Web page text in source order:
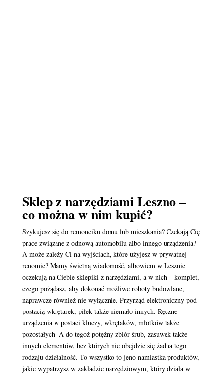
Sklep z narzędziami Leszno –
co można w nim kupić?
Szykujesz się do remonciku domu lub mieszkania? Czekają Cię
prace związane z odnową automobilu albo innego urządzenia?
A może zależy Ci na wyjściach, które użyjesz w prywatnej
renomie? Mamy świetną wiadomość, albowiem w Lesznie
oczekują na Ciebie sklepiki z narzędziami, a w nich – komplet,
czego pożądasz, aby dokonać możliwe roboty budowlane,
naprawcze również nie wyłącznie. Przyrząd elektroniczny pod
postacią wkrętarek, piłek także niemało innych. Ręczne
urządzenia w postaci kluczy, wkrętaków, młotków także
pozostałych. A do tegoż potężny zbiór śrub, zasuwek także
innych elementów, bez których nie obejdzie się żadna tego
rodzaju działalność. To wszystko to jeno namiastka produktów,
jakie wypatrzysz w zakładzie narzędziowym, który działa w